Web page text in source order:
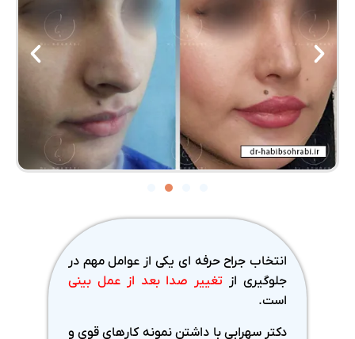
انتخاب جراح حرفه ای یکی از عوامل مهم در
جلوگیری از تغییر صدا بعد از عمل بینی
است.
دکتر سهرابی با داشتن نمونه کارهای قوی و